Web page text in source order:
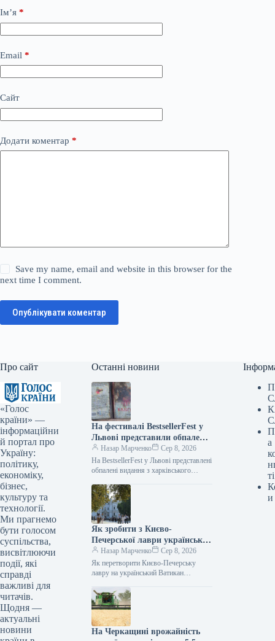
Ім’я *
Email *
Сайт
Додати коментар *
Save my name, email and website in this browser for the
next time I comment.
Опублікувати коментар
Про сайт
«Голос
країни» —
інформаційни
й портал про
Україну:
політику,
економіку,
бізнес,
культуру та
технології.
Ми прагнемо
бути голосом
суспільства,
висвітлюючи
події, які
справді
важливі для
читачів.
Щодня —
актуальні
новини
Останні новини
На фестивалі BestsellerFest у
Львові представили обпалені
книги з харківського складу,
який постраждав від
російського обстрілу.
Назар Марченко
Сер 8, 2026
На BestsellerFest у Львові представлені
обпалені видання з харківського
08.08.2026 08:54 Укрінформ
Видавництво “Фабула” та…
Як зробити з Києво-
Печерської лаври український
Ватикан
Назар Марченко
Сер 8, 2026
Як перетворити Києво-Печерську
лавру на український Ватикан
України розповіли, що вони можуть
для цього зробити Під…
На Черкащині врожайність
а
ті
и